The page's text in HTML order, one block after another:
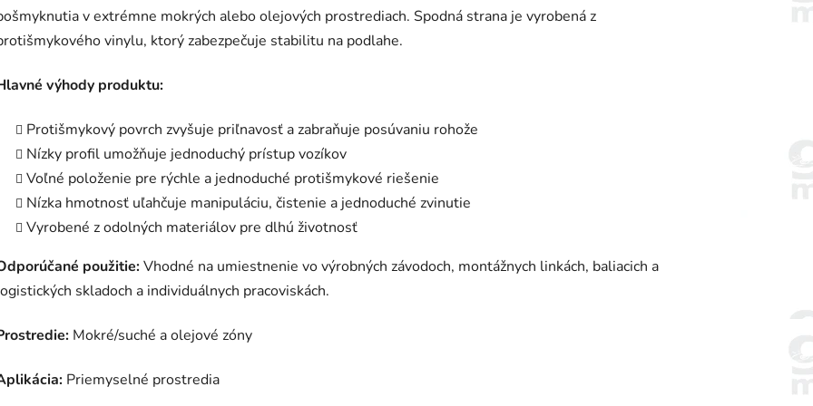
v extrémne mokrých alebo olejových prostrediach. Spodná strana je vyrobená z
vinylu, ktorý zabezpečuje stabilitu na podlahe.
výhody produktu:
Protišmykový povrch zvyšuje priľnavosť a zabraňuje posúvaniu rohože
Nízky profil umožňuje jednoduchý prístup vozíkov
Voľné položenie pre rýchle a jednoduché protišmykové riešenie
Nízka hmotnosť uľahčuje manipuláciu, čistenie a jednoduché zvinutie
Vyrobené z odolných materiálov pre dlhú životnosť
použitie:Vhodné na umiestnenie vo výrobných závodoch, montážnych linkách, baliacich a
skladoch a individuálnych pracoviskách.
Mokré/suché a olejové zóny
Priemyselné prostredia